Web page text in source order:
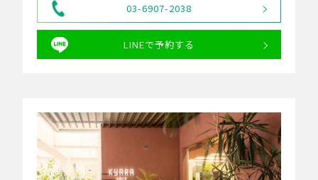
03-6907-2038
LINEで予約する